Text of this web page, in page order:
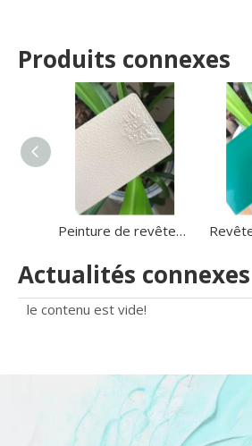
Produits connexes
Peinture de revêtement en poudre de polyester époxyde de résine électrostatique pour voiture en métal
Actualités connexes
le contenu est vide!